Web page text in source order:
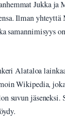
Jukka ja
Ilman
samannimisyys
Alataloa
Wikipedia,
suvun jäseneksi.